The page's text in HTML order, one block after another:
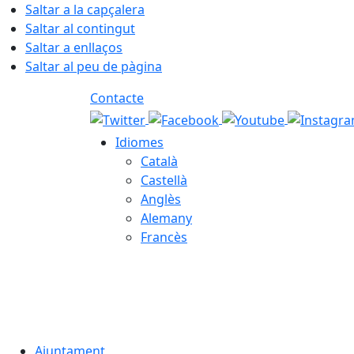
Saltar a la capçalera
Saltar al contingut
Saltar a enllaços
Saltar al peu de pàgina
Contacte
Idiomes
Català
Castellà
Anglès
Alemany
Francès